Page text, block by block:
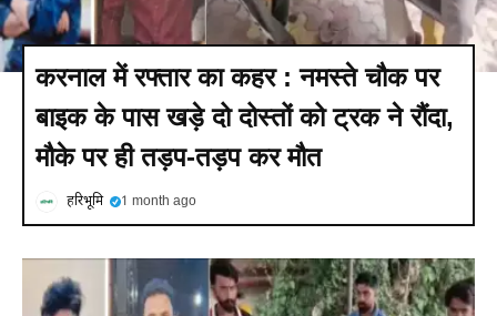
करनाल में रफ्तार का कहर : नमस्ते चौक पर
बाइक के पास खड़े दो दोस्तों को ट्रक ने रौंदा,
मौके पर ही तड़प-तड़प कर मौत
हरिभूमि 1 month ago